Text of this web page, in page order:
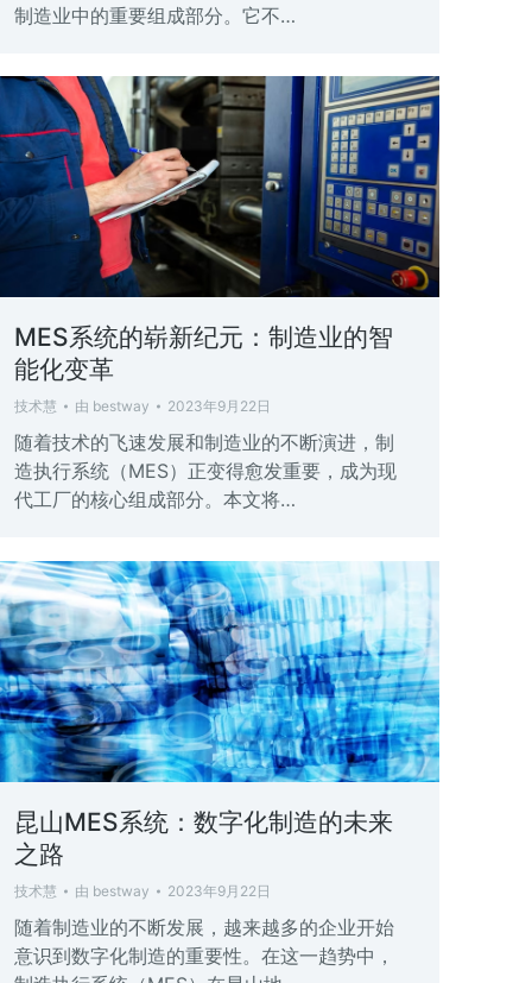
制造业中的重要组成部分。它不…
MES系统的崭新纪元：制造业的智
能化变革
技术慧 由 bestway 2023年9月22日
随着技术的飞速发展和制造业的不断演进，制
造执行系统（MES）正变得愈发重要，成为现
代工厂的核心组成部分。本文将…
昆山MES系统：数字化制造的未来
之路
技术慧 由 bestway 2023年9月22日
随着制造业的不断发展，越来越多的企业开始
意识到数字化制造的重要性。在这一趋势中，